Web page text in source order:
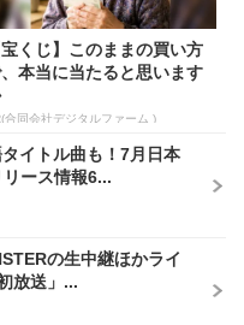
宝くじ】このままの買い方
本当に当たると思います
合同会社デジタルファーム )
イトル曲も！7月日本
ース情報6...
の生中継ほかライ
放送」...